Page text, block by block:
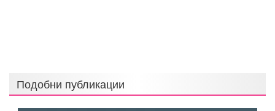
Подобни публикации